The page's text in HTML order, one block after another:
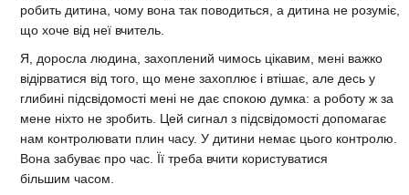
робить дитина, чому вона так поводиться, а дитина не розуміє,
що хоче від неї вчитель.
Я, доросла людина, захоплений чимось цікавим, мені важко
відірватися від того, що мене захоплює і втішає, але десь у
глибині підсвідомості мені не дає спокою думка: а роботу ж за
мене ніхто не зробить. Цей сигнал з підсвідомості допомагає
нам контролювати плин часу. У дитини немає цього контролю.
Вона забуває про час. Її треба вчити користуватися
більшим часом.